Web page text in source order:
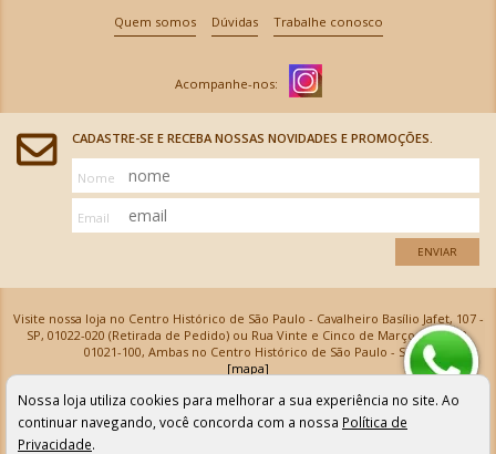
Quem somos Dúvidas Trabalhe conosco
CADASTRE-SE E RECEBA NOSSAS NOVIDADES E PROMOÇÕES.
Nome
Email
ENVIAR
Visite nossa loja no Centro Histórico de São Paulo - Cavalheiro Basílio Jafet, 107 -
SP, 01022-020 (Retirada de Pedido) ou Rua Vinte e Cinco de Março, 576 - SP,
01021-100, Ambas no Centro Histórico de São Paulo - SP
[mapa]
Armarinhos Santa Cecília Ltda | CNPJ: 61.069.639/0001-18
Os preços e as condições de pagamento apresentadas na loja virtual não valem para nossa loja física e
podem sofrer alterações sem aviso prévio. Vendas com cartão de crédito sujeitas a análise e
confirmação de dados.
Nossa loja utiliza cookies para melhorar a sua experiência no site. Ao
continuar navegando, você concorda com a nossa Política de
Privacidade.